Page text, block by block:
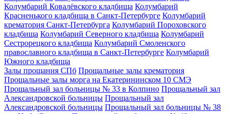
Колумбарий Ковалёвского кладбища Колумбарий
Красненького кладбища в Санкт-Петербурге Колумбарий
крематория Cанкт-Петербурга Колумбарий Пороховского
кладбища Колумбарий Северного кладбища Колумбарий
Сестрорецкого кладбища Колумбарий Смоленского
православного кладбища в Санкт-Петербурге Колумбарий
Южного кладбища
Залы прощания СПб Прощальные залы крематория
Прощальные залы морга на Екатерининском 10 СМЭ
Прощальный зал больницы № 33 в Колпино Прощальный зал
Александровской больницы Прощальный зал
Александровской больницы Прощальный зал больницы № 38